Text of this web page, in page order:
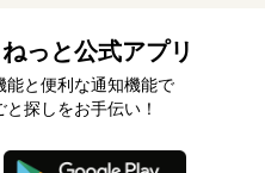
っと公式アプリ
能と便利な通知機能で
探しをお手伝い！